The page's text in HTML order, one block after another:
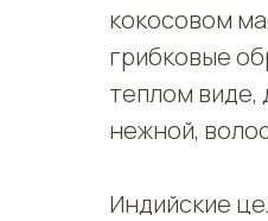
кокосовом
грибковые
теплом виде,
нежной,
Индийские